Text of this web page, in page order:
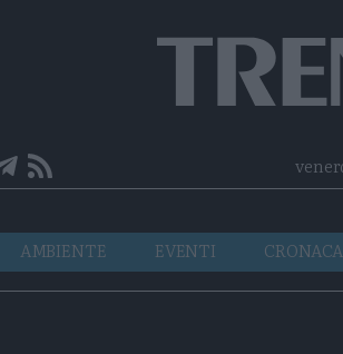
Telegram
RSS
AMBIENTE EVENTI CRONACA